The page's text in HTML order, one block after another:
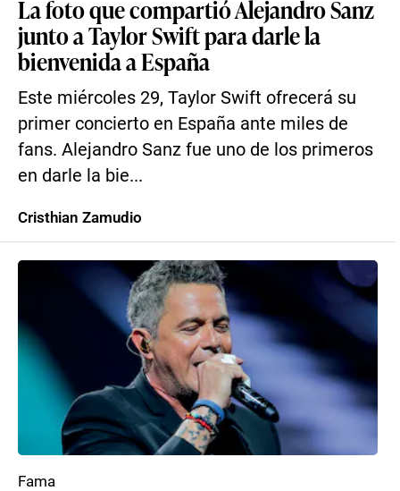
La foto que compartió Alejandro Sanz
junto a Taylor Swift para darle la
bienvenida a España
Este miércoles 29, Taylor Swift ofrecerá su
primer concierto en España ante miles de
fans. Alejandro Sanz fue uno de los primeros
en darle la bie...
Cristhian Zamudio
Fama